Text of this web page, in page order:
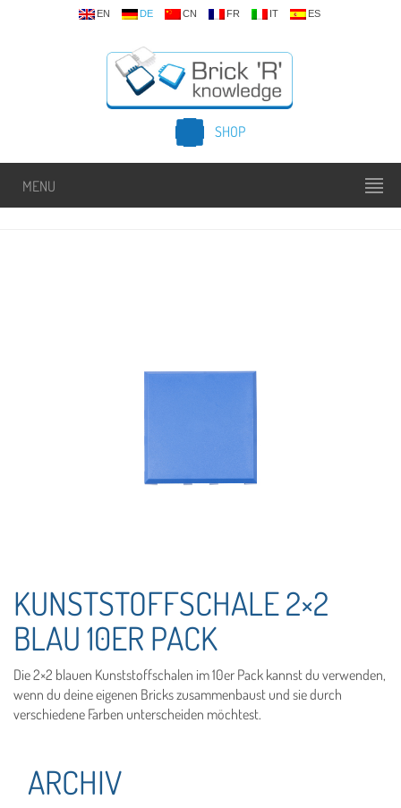
EN DE CN FR IT ES
SHOP
MENU
KUNSTSTOFFSCHALE 2×2
BLAU 10ER PACK
Die 2×2 blauen Kunststoffschalen im 10er Pack kannst du verwenden,
wenn du deine eigenen Bricks zusammenbaust und sie durch
verschiedene Farben unterscheiden möchtest.
ARCHIV